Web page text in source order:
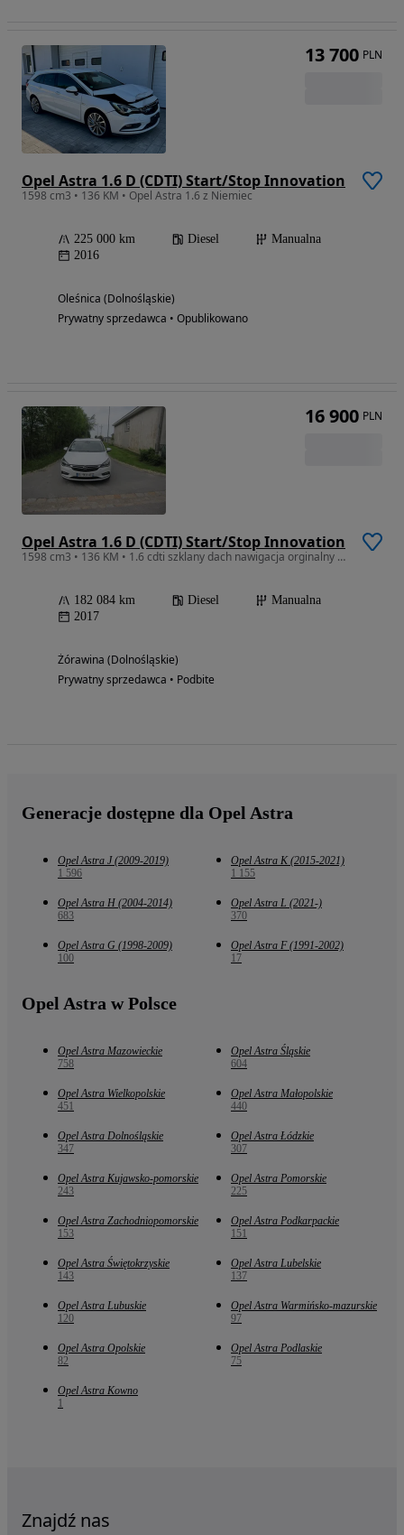
Opel Astra 1.6 D (CDTI) Start/Stop Innovation
1598 cm3 • 136 KM • Opel Astra 1.6 z Niemiec
225 000 km Diesel
Manualna
2016
Oleśnica (Dolnośląskie)
Prywatny sprzedawca • Opublikowano
13 700 PLN
Opel Astra 1.6 D (CDTI) Start/Stop Innovation
1598 cm3 • 136 KM • 1.6 cdti szklany dach nawigacja orginalny przebieg
182 084 km Diesel
Manualna
2017
Żórawina (Dolnośląskie)
Prywatny sprzedawca • Podbite
16 900 PLN
Generacje dostępne dla Opel Astra
Opel Astra J (2009-2019)
1 596
Opel Astra K (2015-2021)
1 155
Opel Astra H (2004-2014)
683
Opel Astra L (2021-)
370
Opel Astra G (1998-2009)
100
Opel Astra F (1991-2002)
17
Opel Astra w Polsce
Opel Astra Mazowieckie
758
Opel Astra Śląskie
604
Opel Astra Wielkopolskie
451
Opel Astra Małopolskie
440
Opel Astra Dolnośląskie
347
Opel Astra Łódzkie
307
Opel Astra Kujawsko-pomorskie
243
Opel Astra Pomorskie
225
Opel Astra Zachodniopomorskie
153
Opel Astra Podkarpackie
151
Opel Astra Świętokrzyskie
143
Opel Astra Lubelskie
137
Opel Astra Lubuskie
120
Opel Astra Warmińsko-mazurskie
97
Opel Astra Opolskie
82
Opel Astra Podlaskie
75
Opel Astra Kowno
1
Znajdź nas